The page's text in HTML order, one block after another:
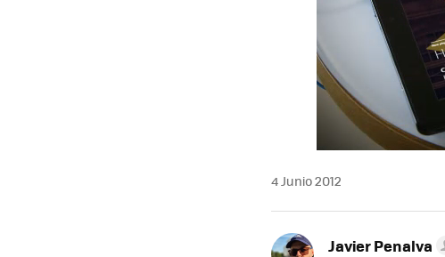
4 Junio 2012
Javier Penalva